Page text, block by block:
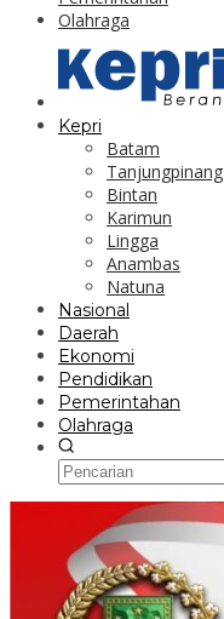
Olahraga
Kepri
Batam
Tanjungpinang
Bintan
Karimun
Lingga
Anambas
Natuna
Nasional
Daerah
Ekonomi
Pendidikan
Pemerintahan
Olahraga